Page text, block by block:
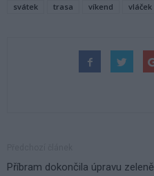
svátek
trasa víkend vláček
Příbram dokončila úpravu zeleně